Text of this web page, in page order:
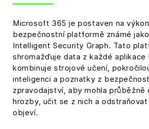
Microsoft 365 je postaven na
bezpečnostní platformě známé
Intelligent Security Graph. Tato
shromažďuje data z každé
kombinuje strojové učení,
inteligenci a poznatky z
zpravodajství, aby mohla průběžně
hrozby, učit se z nich a
objeví.